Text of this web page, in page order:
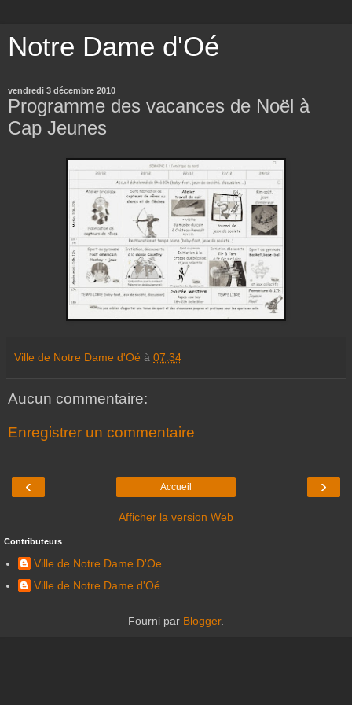
Notre Dame d'Oé
vendredi 3 décembre 2010
Programme des vacances de Noël à
Cap Jeunes
Ville de Notre Dame d'Oé à 07:34
Aucun commentaire:
Enregistrer un commentaire
‹ ›
Accueil
Afficher la version Web
Contributeurs
Ville de Notre Dame D'Oe
Ville de Notre Dame d'Oé
Fourni par Blogger.